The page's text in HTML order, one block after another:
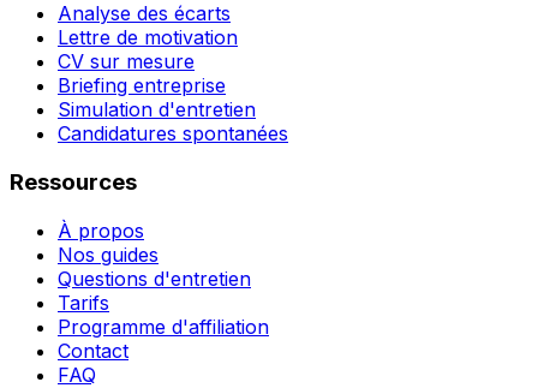
Analyse des écarts
Lettre de motivation
CV sur mesure
Briefing entreprise
Simulation d'entretien
Candidatures spontanées
Ressources
À propos
Nos guides
Questions d'entretien
Tarifs
Programme d'affiliation
Contact
FAQ